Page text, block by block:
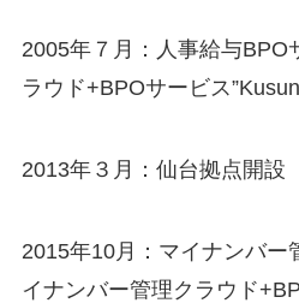
2005年７月：人事給与BPO
ラウド+BPOサービス
2013年３月：仙台拠点開設
2015年10月：マイナンバー
イナンバー管理クラウド